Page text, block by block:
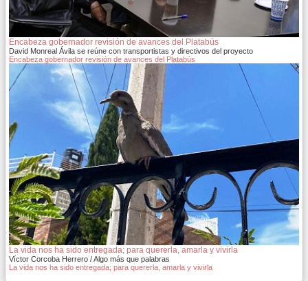
Encabeza gobernador revisión de avances del Platabús
David Monreal Ávila se reúne con transportistas y directivos del proyecto
Encabeza gobernador revisión de avances del Platabús
La vida nos ha sido entregada; para quererla, amarla y vivirla
Víctor Corcoba Herrero / Algo más que palabras
La vida nos ha sido entregada; para quererla, amarla y vivirla